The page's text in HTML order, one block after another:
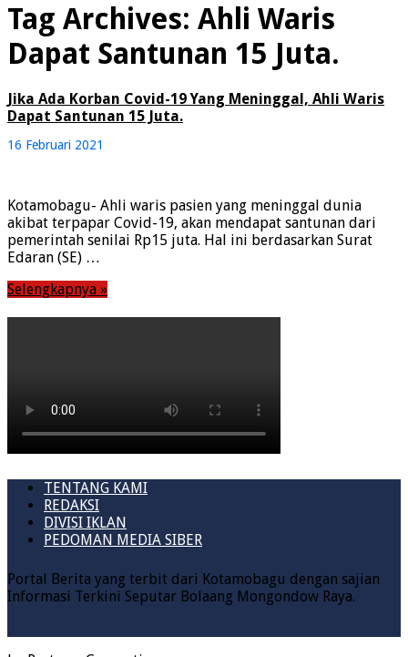
Tag Archives: Ahli Waris
Dapat Santunan 15 Juta.
Jika Ada Korban Covid-19 Yang Meninggal, Ahli Waris
Dapat Santunan 15 Juta.
16 Februari 2021
Kotamobagu- Ahli waris pasien yang meninggal dunia
akibat terpapar Covid-19, akan mendapat santunan dari
pemerintah senilai Rp15 juta. Hal ini berdasarkan Surat
Edaran (SE) …
Selengkapnya »
TENTANG KAMI
REDAKSI
DIVISI IKLAN
PEDOMAN MEDIA SIBER
Portal Berita yang terbit dari Kotamobagu dengan sajian
Informasi Terkini Seputar Bolaang Mongondow Raya.